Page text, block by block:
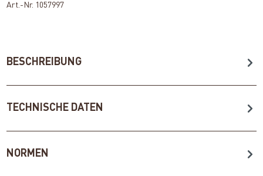
Art.-Nr. 1057997
BESCHREIBUNG
TECHNISCHE DATEN
NORMEN